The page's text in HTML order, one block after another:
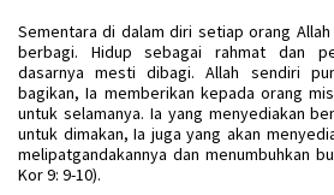
Sementara di dalam diri setiap orang
berbagi. Hidup sebagai rahmat dan
dasarnya mesti dibagi. Allah sendiri
bagikan, Ia memberikan kepada orang
untuk selamanya. Ia yang menyediakan
untuk dimakan, Ia juga yang akan
melipatgandakannya dan menumbuhkan
Kor 9: 9-10).